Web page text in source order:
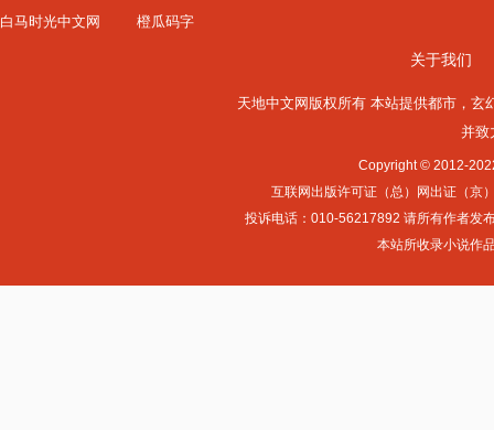
白马时光中文网 橙瓜码字
关于我们
天地中文网版权所有 本站提供都市， 玄
并致
Copyright © 2012-
互联网出版许可证（总）网出证（京
投诉电话：010-56217892 请所有作者发
本站所收录小说作